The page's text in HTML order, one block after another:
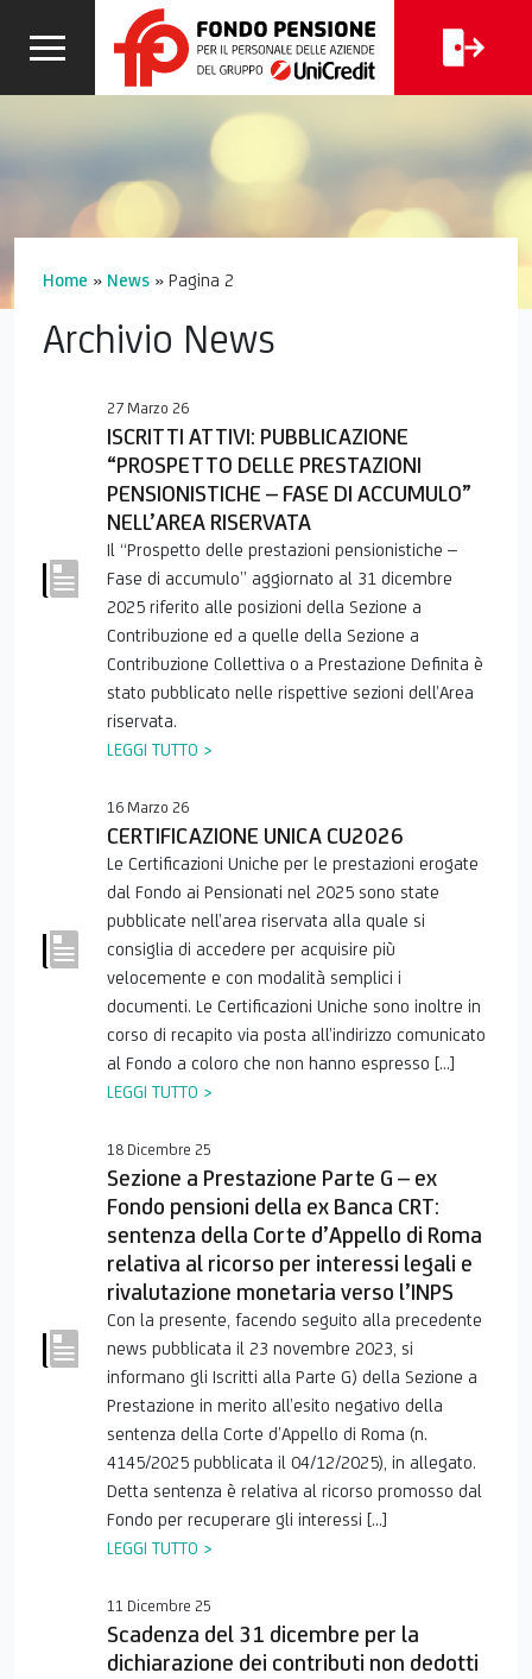
CALCOLA
LA TUA
PENSIONE
Home » News » Pagina 2
Archivio News
27 Marzo 26
ISCRITTI ATTIVI: PUBBLICAZIONE
“PROSPETTO DELLE PRESTAZIONI
PENSIONISTICHE – FASE DI ACCUMULO”
NELL’AREA RISERVATA
Il “Prospetto delle prestazioni pensionistiche –
Fase di accumulo” aggiornato al 31 dicembre
2025 riferito alle posizioni della Sezione a
Contribuzione ed a quelle della Sezione a
Contribuzione Collettiva o a Prestazione Definita è
stato pubblicato nelle rispettive sezioni dell’Area
riservata.
LEGGI TUTTO >
16 Marzo 26
CERTIFICAZIONE UNICA CU2026
Le Certificazioni Uniche per le prestazioni erogate
dal Fondo ai Pensionati nel 2025 sono state
pubblicate nell’area riservata alla quale si
consiglia di accedere per acquisire più
velocemente e con modalità semplici i
documenti. Le Certificazioni Uniche sono inoltre in
corso di recapito via posta all’indirizzo comunicato
al Fondo a coloro che non hanno espresso […]
LEGGI TUTTO >
18 Dicembre 25
Sezione a Prestazione Parte G – ex
Fondo pensioni della ex Banca CRT:
sentenza della Corte d’Appello di Roma
relativa al ricorso per interessi legali e
rivalutazione monetaria verso l’INPS
Con la presente, facendo seguito alla precedente
news pubblicata il 23 novembre 2023, si
informano gli Iscritti alla Parte G) della Sezione a
Prestazione in merito all’esito negativo della
sentenza della Corte d’Appello di Roma (n.
4145/2025 pubblicata il 04/12/2025), in allegato.
Detta sentenza è relativa al ricorso promosso dal
Fondo per recuperare gli interessi […]
LEGGI TUTTO >
11 Dicembre 25
Scadenza del 31 dicembre per la
dichiarazione dei contributi non dedotti